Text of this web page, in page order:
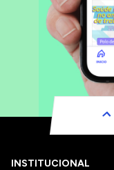
INSTITUCIONAL